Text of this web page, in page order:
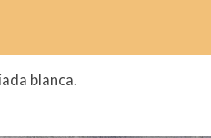
blanca.